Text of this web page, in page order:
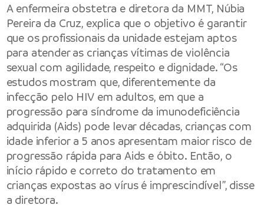
A enfermeira obstetra e diretora da MMT, Núbia
Pereira da Cruz, explica que o objetivo é garantir
que os profissionais da unidade estejam aptos
para atender as crianças vítimas de violência
sexual com agilidade, respeito e dignidade. “Os
estudos mostram que, diferentemente da
infecção pelo HIV em adultos, em que a
progressão para síndrome da imunodeficiência
adquirida (Aids) pode levar décadas, crianças com
idade inferior a 5 anos apresentam maior risco de
progressão rápida para Aids e óbito. Então, o
início rápido e correto do tratamento em
crianças expostas ao vírus é imprescindível”, disse
a diretora.